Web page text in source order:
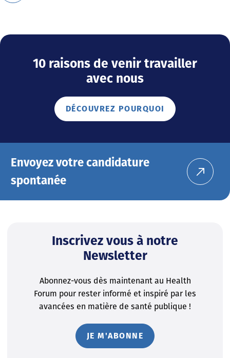
10 raisons de venir travailler
avec nous
DÉCOUVREZ POURQUOI
Envoyez votre candidature
spontanée
Inscrivez vous à notre
Newsletter
Abonnez-vous dès maintenant au Health
Forum pour rester informé et inspiré par les
avancées en matière de santé publique !
JE M'ABONNE